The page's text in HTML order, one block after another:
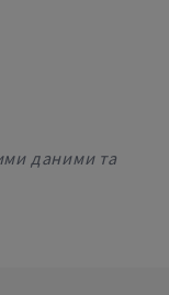
даними та